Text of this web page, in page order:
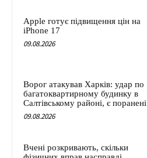
Apple готує підвищення цін на
iPhone 17
09.08.2026
Ворог атакував Харків: удар по
багатоквартирному будинку в
Салтівському районі, є поранені
09.08.2026
Вчені розкривають, скільки